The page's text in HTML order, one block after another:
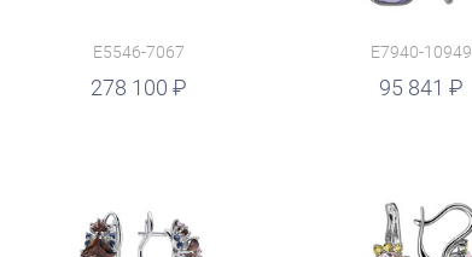
E5546-7067
278 100
E7940-10949
95 841
руб. руб.